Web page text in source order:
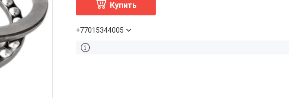
Купить
+77015344005